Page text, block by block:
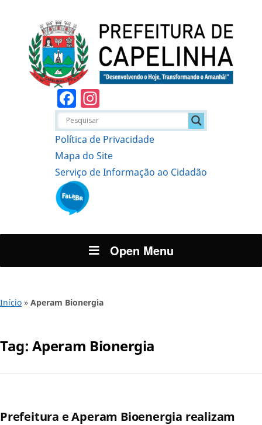
Facebook
Política de Privacidade
Mapa do Site
Serviço de Informação ao Cidadão
Open Menu
Início » Aperam Bionergia
Tag: Aperam Bionergia
Prefeitura e Aperam Bioenergia realizam